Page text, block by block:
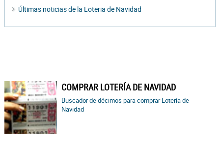
Últimas noticias de la Loteria de Navidad
COMPRAR LOTERÍA DE NAVIDAD
Buscador de décimos para comprar Lotería de
Navidad